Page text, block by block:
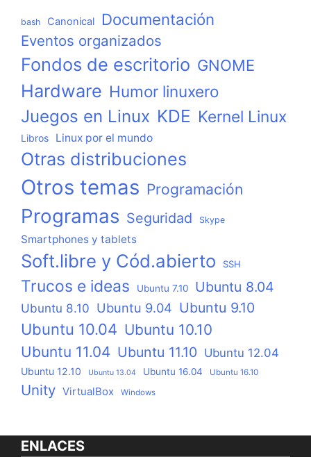
bash Canonical Documentación
Eventos organizados
Fondos de escritorio GNOME
Hardware Humor linuxero
Juegos en Linux KDE Kernel Linux
Libros Linux por el mundo
Otras distribuciones
Otros temas Programación
Programas Seguridad Skype
Smartphones y tablets
Soft.libre y Cód.abierto SSH
Trucos e ideas Ubuntu 7.10 Ubuntu 8.04
Ubuntu 8.10 Ubuntu 9.04 Ubuntu 9.10
Ubuntu 10.04 Ubuntu 10.10
Ubuntu 11.04 Ubuntu 11.10 Ubuntu 12.04
Ubuntu 12.10 Ubuntu 13.04 Ubuntu 16.04 Ubuntu 16.10
Unity VirtualBox Windows
ENLACES